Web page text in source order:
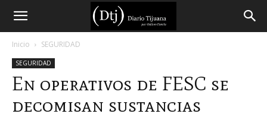
Diario
Tijuana
Inicio SEGURIDAD
SEGURIDAD
En operativos de FESC se
decomisan sustancias